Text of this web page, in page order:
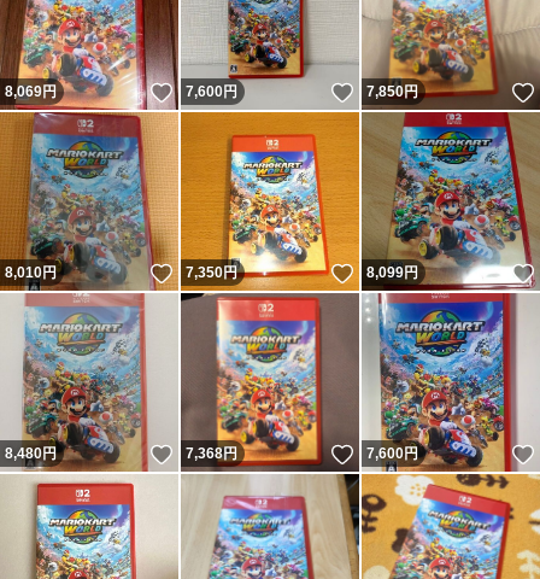
8,069円 いいね！
7,600円 いいね！
7,850円
8,010円 いいね！
7,350円 いいね！
8,099円
8,480円 いいね！
7,368円 いいね！
7,600円